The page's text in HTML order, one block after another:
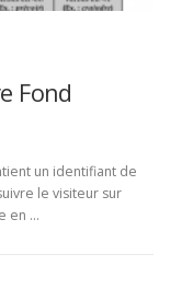
Fond
un identifiant de
le visiteur sur
en …